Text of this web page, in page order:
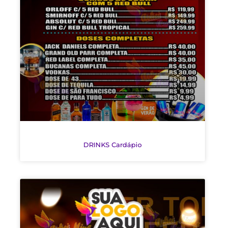
DRINKS Cardápio